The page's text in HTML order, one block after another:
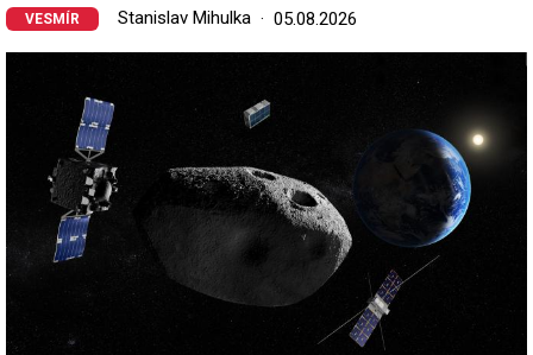
VESMÍR Stanislav Mihulka 05.08.2026